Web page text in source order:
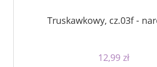
Truskawkowy, cz.03f -
12,99 zł